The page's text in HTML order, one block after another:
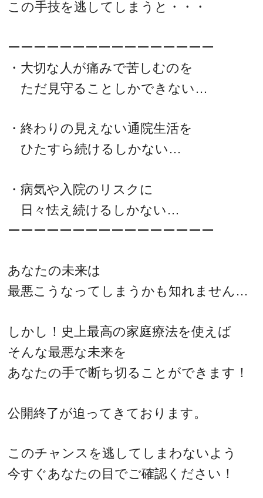
この手技を逃してしまうと・・・
ーーーーーーーーーーーーーーーー
・大切な人が痛みで苦しむのを
ただ見守ることしかできない…
・終わりの見えない通院生活を
ひたすら続けるしかない…
・病気や入院のリスクに
日々怯え続けるしかない…
ーーーーーーーーーーーーーーーー
あなたの未来は
最悪こうなってしまうかも知れません…
しかし！史上最高の家庭療法を使えば
そんな最悪な未来を
あなたの手で断ち切ることができます！
公開終了が迫ってきております。
このチャンスを逃してしまわないよう
今すぐあなたの目でご確認ください！